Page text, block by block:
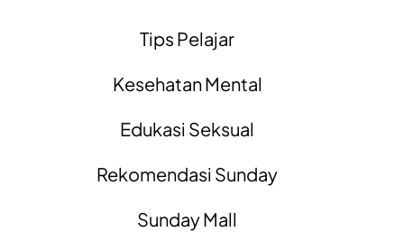
Tips Pelajar
Kesehatan Mental
Edukasi Seksual
Rekomendasi Sunday
Sunday Mall